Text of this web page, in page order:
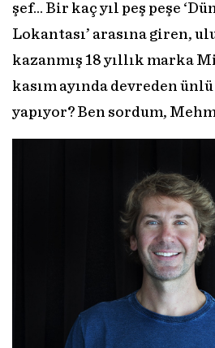
şef… Bir kaç yıl peş peşe
Lokantası’ arasına giren,
kazanmış 18 yıllık marka
kasım ayında devreden
yapıyor? Ben sordum,